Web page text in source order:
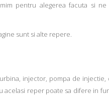
pentru alegerea facuta si
sunt si alte repere.
injector, pompa de injectie,
acelasi reper poate sa difere in